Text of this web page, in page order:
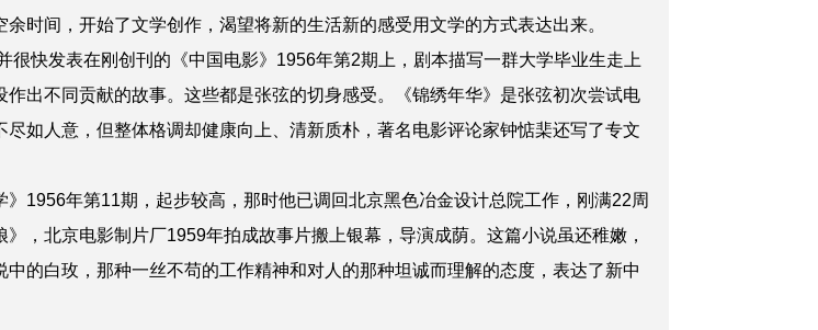
时间，开始了文学创作，渴望将新的生活新的感受用文学的方式表达出来。
快发表在刚创刊的《中国电影》1956年第2期上，剧本描写一群大学毕业生走上
出不同贡献的故事。这些都是张弦的切身感受。《锦绣年华》是张弦初次尝试电
如人意，但整体格调却健康向上、清新质朴，著名电影评论家钟惦棐还写了专文
年第11期，起步较高，那时他已调回北京黑色冶金设计总院工作，刚满22周
，北京电影制片厂1959年拍成故事片搬上银幕，导演成荫。这篇小说虽还稚嫩，
的白玫，那种一丝不苟的工作精神和对人的那种坦诚而理解的态度，表达了新中